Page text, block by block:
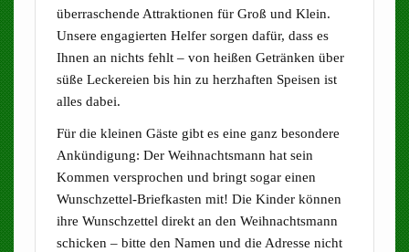
überraschende Attraktionen für Groß und Klein.
Unsere engagierten Helfer sorgen dafür, dass es
Ihnen an nichts fehlt – von heißen Getränken über
süße Leckereien bis hin zu herzhaften Speisen ist
alles dabei.
Für die kleinen Gäste gibt es eine ganz besondere
Ankündigung: Der Weihnachtsmann hat sein
Kommen versprochen und bringt sogar einen
Wunschzettel-Briefkasten mit! Die Kinder können
ihre Wunschzettel direkt an den Weihnachtsmann
schicken – bitte den Namen und die Adresse nicht